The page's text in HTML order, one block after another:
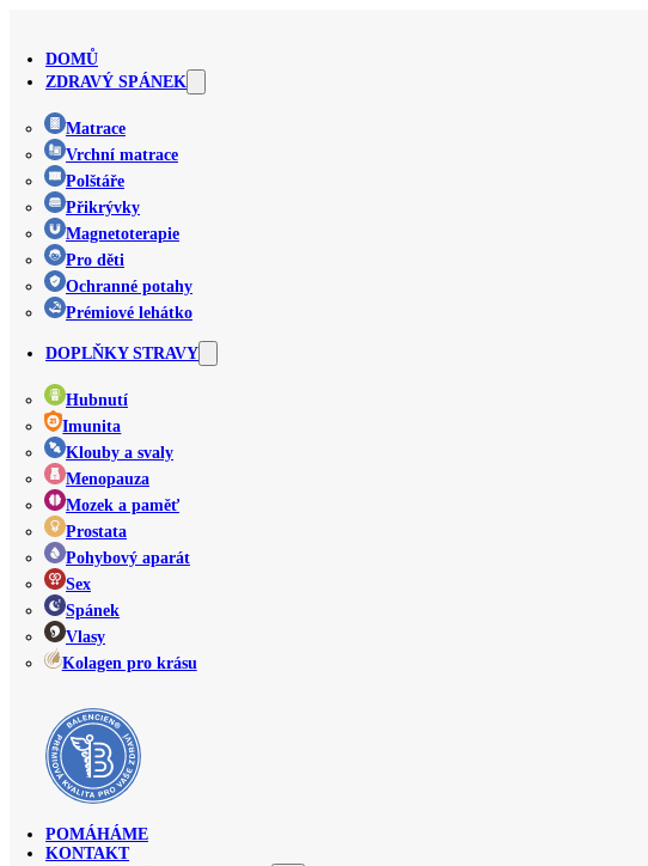
DOMŮ
ZDRAVÝ SPÁNEK
Matrace
Vrchní matrace
Polštáře
Přikrývky
Magnetoterapie
Pro děti
Ochranné potahy
Prémiové lehátko
DOPLŇKY STRAVY
Hubnutí
Imunita
Klouby a svaly
Menopauza
Mozek a paměť
Prostata
Pohybový aparát
Sex
Spánek
Vlasy
Kolagen pro krásu
POMÁHÁME
KONTAKT